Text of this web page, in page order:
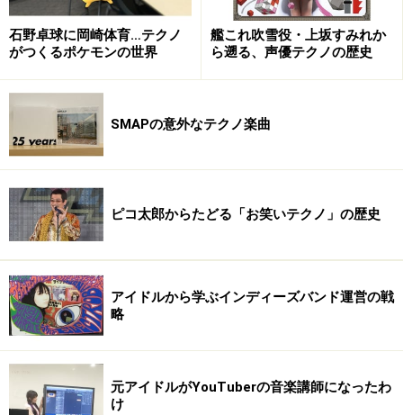
※記事内容は執筆時点のものです。最新の内容をご確認くださ
い。
石野卓球に岡崎体育…テクノ
がつくるポケモンの世界
艦これ吹雪役・上坂すみれか
ら遡る、声優テクノの歴史
SMAPの意外なテクノ楽曲
ピコ太郎からたどる「お笑いテクノ」の歴史
アイドルから学ぶインディーズバンド運営の戦
略
元アイドルがYouTuberの音楽講師になったわ
け